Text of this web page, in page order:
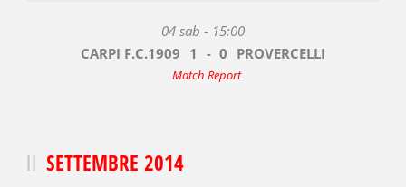
04 sab - 15:00
CARPI F.C.1909 1 - 0 PROVERCELLI
Match Report
SETTEMBRE 2014